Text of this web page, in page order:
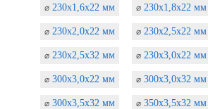
⌀230х1,6х22 мм ⌀230х1,8х22 мм
⌀230х2,0х22 мм ⌀230х2,5х22 мм
⌀230х2,5х32 мм ⌀230х3,0х22 мм
⌀300х3,0х22 мм ⌀300х3,0х32 мм
⌀300х3,5х32 мм ⌀350х3,5х32 мм